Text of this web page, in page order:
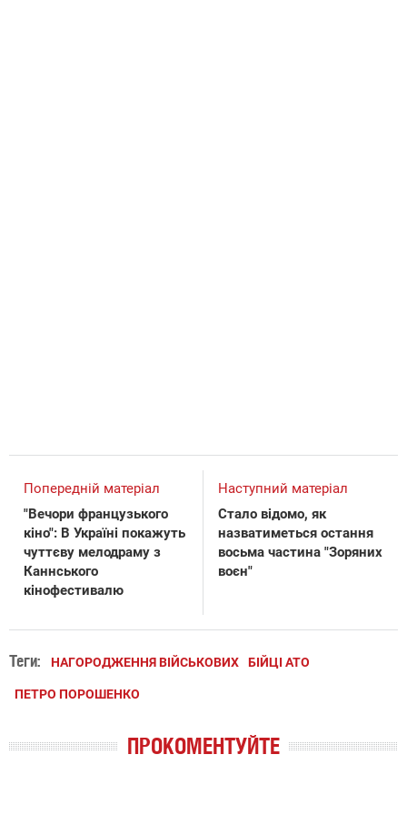
Попередній матеріал
"Вечори французького
кіно": В Україні покажуть
чуттєву мелодраму з
Каннського
кінофестивалю
Наступний матеріал
Стало відомо, як
назватиметься остання
восьма частина "Зоряних
воєн"
Теги: НАГОРОДЖЕННЯ ВІЙСЬКОВИХ БІЙЦІ АТО
ПЕТРО ПОРОШЕНКО
ПРОКОМЕНТУЙТЕ